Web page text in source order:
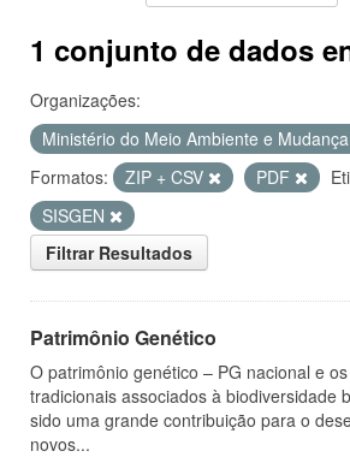
1 conjunto de dados
Organizações:
Ministério do Meio Ambiente e
Formatos:
ZIP + CSV PDF
SISGEN
Filtrar Resultados
Patrimônio Genético
O patrimônio genético – PG nacional e
tradicionais associados à biodiversidade
sido uma grande contribuição para o
novos...